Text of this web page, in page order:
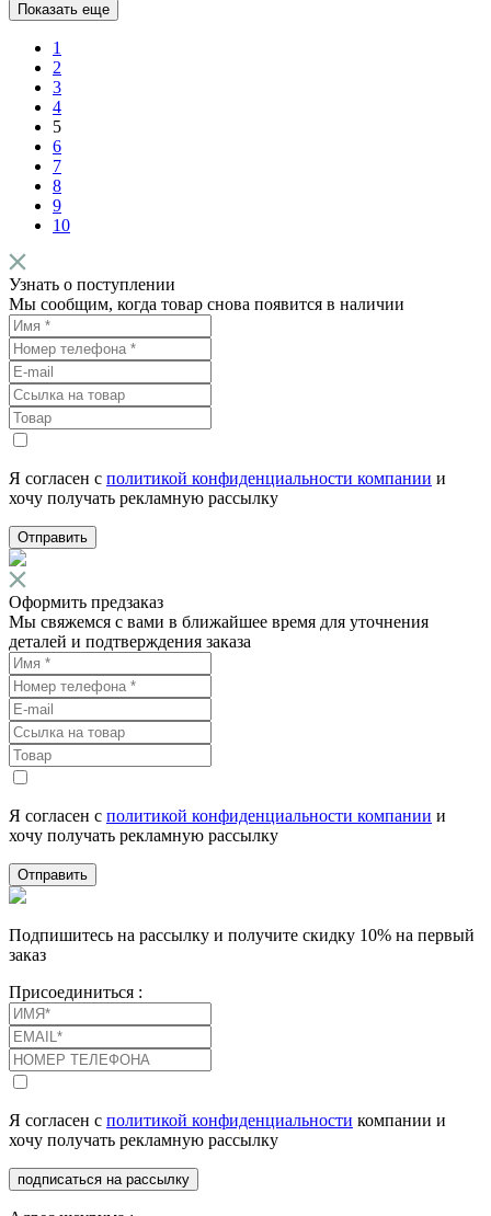
Показать еще
1
2
3
4
5
6
7
8
9
10
Узнать о поступлении
Мы сообщим, когда товар снова появится в наличии
Я согласен с политикой конфиденциальности компании и
хочу получать рекламную рассылку
Отправить
Оформить предзаказ
Мы свяжемся с вами в ближайшее время для уточнения
деталей и подтверждения заказа
Я согласен с политикой конфиденциальности компании и
хочу получать рекламную рассылку
Отправить
Подпишитесь на рассылку и получите скидку 10% на первый
заказ
Присоединиться :
Я согласен с политикой конфиденциальности компании и
хочу получать рекламную рассылку
подписаться на рассылку